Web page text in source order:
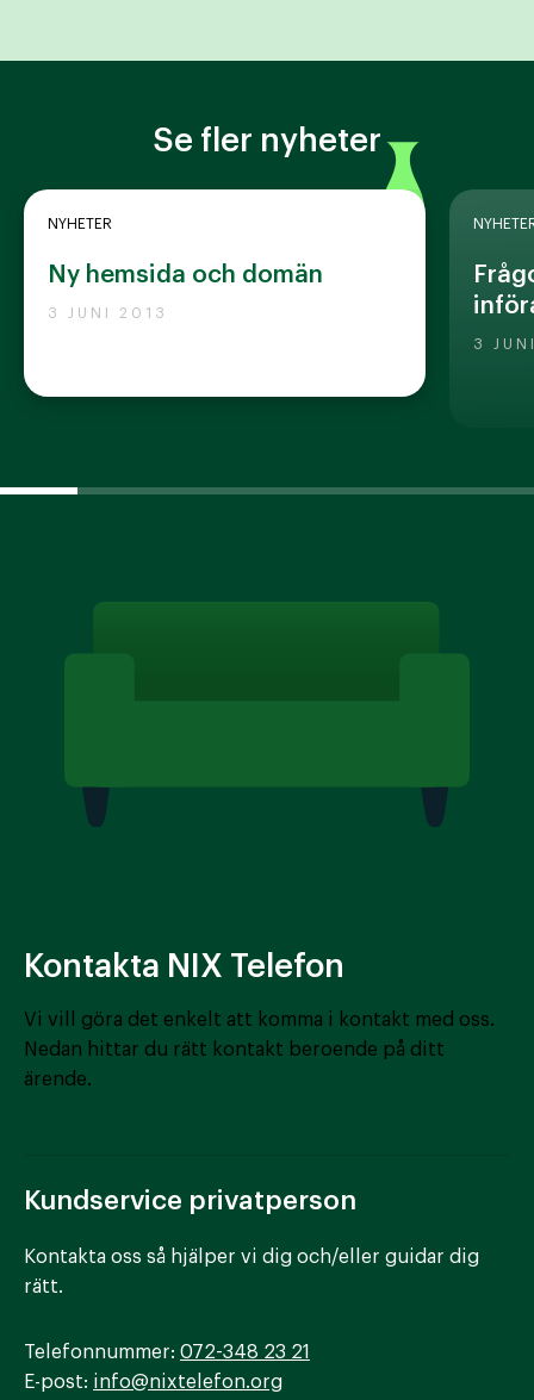
Se fler nyheter
NYHETER
Ny hemsida och domän
3 JUNI 2013
3
Kontakta NIX Telefon
Vi vill göra det enkelt att komma i kontakt med oss.
Nedan hittar du rätt kontakt beroende på ditt
ärende.
Kundservice privatperson
Kontakta oss så hjälper vi dig och/eller guidar dig
rätt.
Telefonnummer: 072-348 23 21
E-post: info@nixtelefon.org